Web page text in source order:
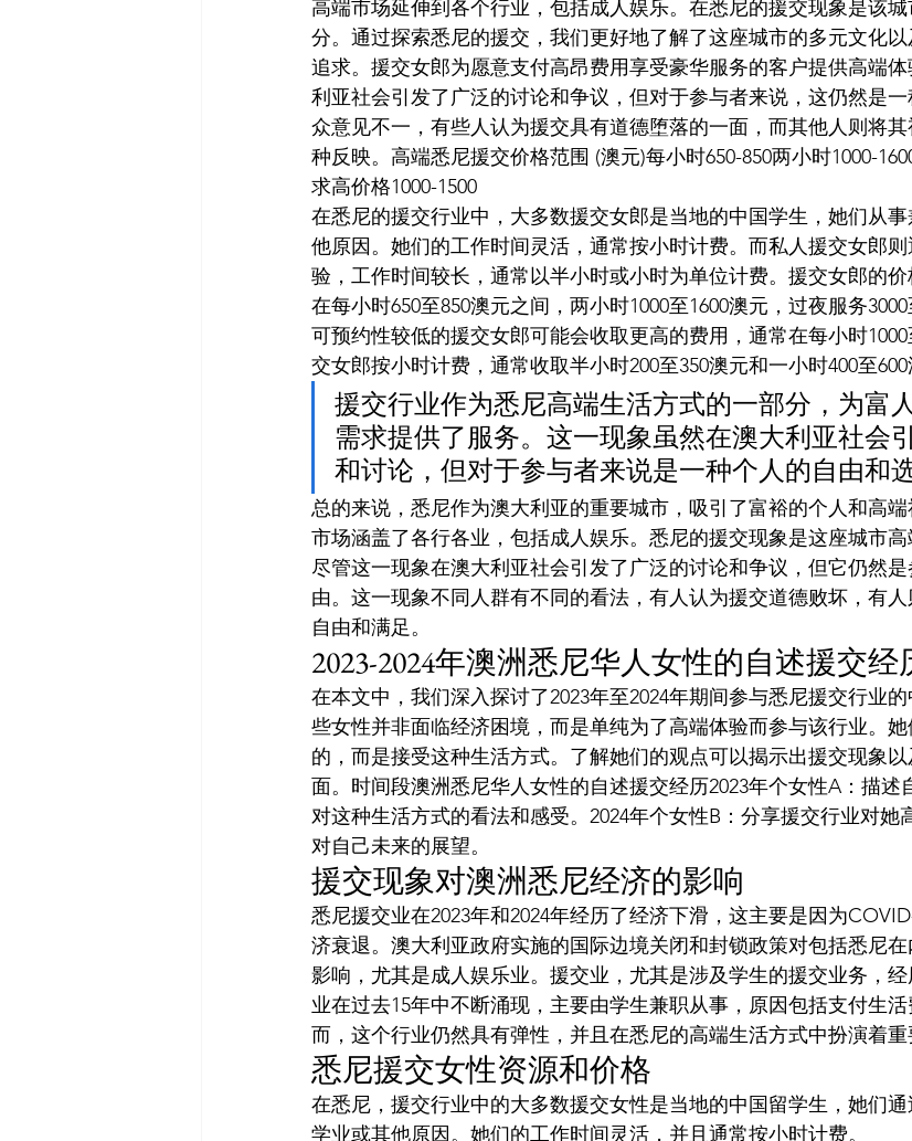
高端市场延伸到各个行业，包括成人娱乐。在悉尼的援交现象是该
分。通过探索悉尼的援交，我们更好地了解了这座城市的多元文化
追求。援交女郎为愿意支付高昂费用享受豪华服务的客户提供高端
利亚社会引发了广泛的讨论和争议，但对于参与者来说，这仍然是
众意见不一，有些人认为援交具有道德堕落的一面，而其他人则将
种反映。高端悉尼援交价格范围 (澳元)每小时650-850两小时1000-
求高价格1000-1500
在悉尼的援交行业中，大多数援交女郎是当地的中国学生，她们从
他原因。她们的工作时间灵活，通常按小时计费。而私人援交女郎
验，工作时间较长，通常以半小时或小时为单位计费。援交女郎的
在每小时650至850澳元之间，两小时1000至1600澳元，过夜服务
可预约性较低的援交女郎可能会收取更高的费用，通常在每小时
交女郎按小时计费，通常收取半小时200至350澳元和一小时400至600
援交行业作为悉尼高端生活方式的一部分，为富
需求提供了服务。这一现象虽然在澳大利亚社会
和讨论，但对于参与者来说是一种个人的自由和选
总的来说，悉尼作为澳大利亚的重要城市，吸引了富裕的个人和高
市场涵盖了各行各业，包括成人娱乐。悉尼的援交现象是这座城市高
尽管这一现象在澳大利亚社会引发了广泛的讨论和争议，但它仍然
由。这一现象不同人群有不同的看法，有人认为援交道德败坏，有
自由和满足。
2023-2024年澳洲悉尼华人女性的自述援交经
在本文中，我们深入探讨了2023年至2024年期间参与悉尼援交行业
些女性并非面临经济困境，而是单纯为了高端体验而参与该行业。
的，而是接受这种生活方式。了解她们的观点可以揭示出援交现象
面。时间段澳洲悉尼华人女性的自述援交经历2023年个女性A：描述
对这种生活方式的看法和感受。2024年个女性B：分享援交行业对她
对自己未来的展望。
援交现象对澳洲悉尼经济的影响
悉尼援交业在2023年和2024年经历了经济下滑，这主要是因为
济衰退。澳大利亚政府实施的国际边境关闭和封锁政策对包括悉尼
影响，尤其是成人娱乐业。援交业，尤其是涉及学生的援交业务，
业在过去15年中不断涌现，主要由学生兼职从事，原因包括支付生
而，这个行业仍然具有弹性，并且在悉尼的高端生活方式中扮演着重
悉尼援交女性资源和价格
在悉尼，援交行业中的大多数援交女性是当地的中国留学生，她们
学业或其他原因。她们的工作时间灵活，并且通常按小时计费。